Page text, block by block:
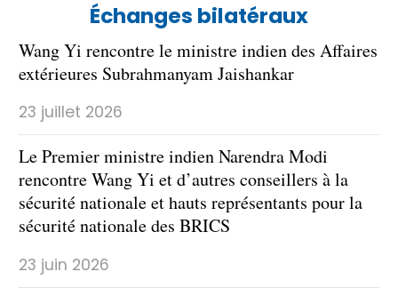
Échanges bilatéraux
Wang Yi rencontre le ministre indien des Affaires
extérieures Subrahmanyam Jaishankar
23 juillet 2026
Le Premier ministre indien Narendra Modi
rencontre Wang Yi et d’autres conseillers à la
sécurité nationale et hauts représentants pour la
sécurité nationale des BRICS
23 juin 2026